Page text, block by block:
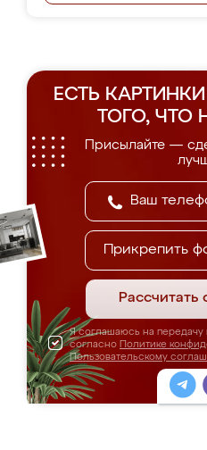
ЕСТЬ
ТОГО, ЧТО
Присылайте —
Прикрепить
Рассчитать
Я соглашаюсь на передачу
согласно Политике
Пользовательскому